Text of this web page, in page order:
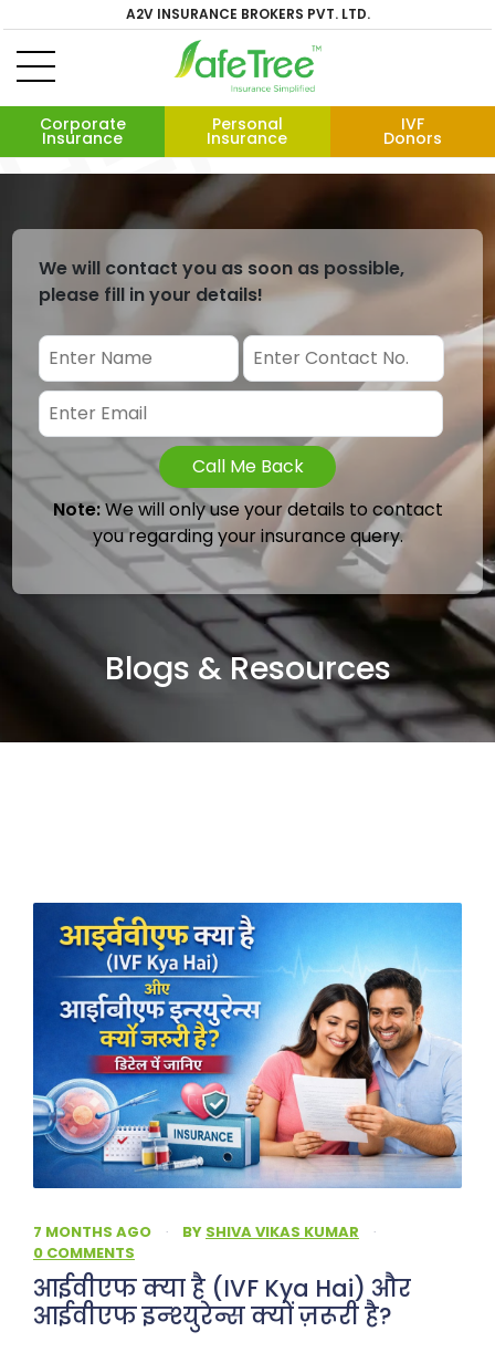
A2V INSURANCE BROKERS PVT. LTD.
Corporate
Insurance
Personal
Insurance
IVF
Donors
We will contact you as soon as possible,
please fill in your details!
Call Me Back
Note:We will only use your details to contact
you regarding your insurance query.
Blogs & Resources
7 MONTHS AGO · BY SHIVA VIKAS KUMAR
·
0 COMMENTS
आईवीएफ क्या है (IVF Kya Hai) और
आईवीएफ इन्श्युरेन्स क्यों ज़रूरी है?